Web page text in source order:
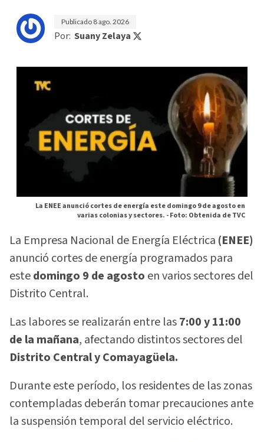
Publicado 8 ago. 2026
Por: Suany Zelaya
La ENEE anunció cortes de energía este domingo 9 de agosto en
varias colonias y sectores. -Foto: Obtenida de TVC
La Empresa Nacional de Energía Eléctrica (ENEE)
anunció cortes de energía programados para
estedomingo 9 de agosto en varios sectores del
Distrito Central.
Las labores se realizarán entre las7:00 y 11:00
de la mañana, afectando distintos sectores del
Distrito Central y Comayagüela.
Durante este período, los residentes de las zonas
contempladas deberán tomar precauciones ante
la suspensión temporal del servicio eléctrico.